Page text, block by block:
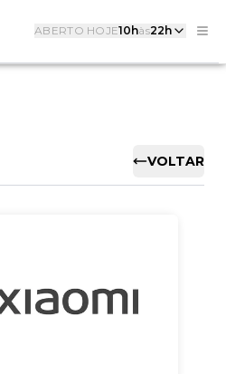
ABERTO HOJE10hàs22h
VOLTAR